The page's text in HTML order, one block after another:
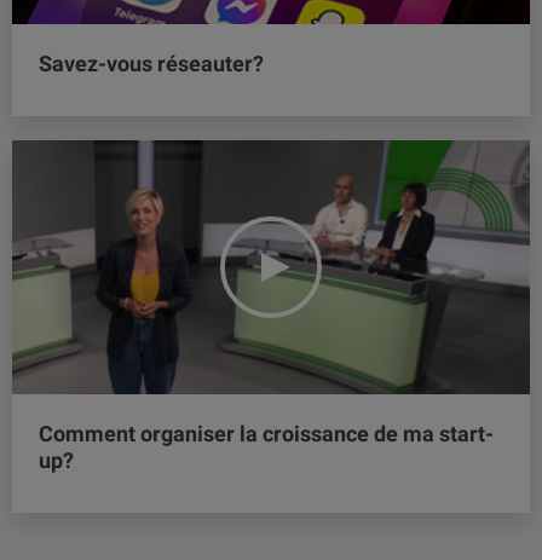
Savez-vous réseauter?
Comment organiser la croissance de ma start-
up?